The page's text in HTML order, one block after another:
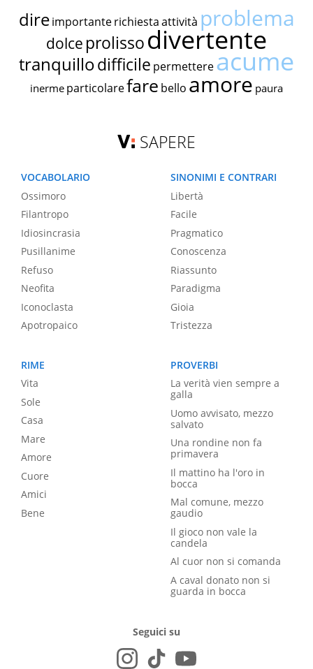
dire importante richiestaattività problema
dolce prolissodivertente
tranquillodifficile permettereacume
inerme particolarefare bello amore paura
SAPERE
VOCABOLARIO
Ossimoro
Filantropo
Idiosincrasia
Pusillanime
Refuso
Neofita
Iconoclasta
Apotropaico
SINONIMI E CONTRARI
Libertà
Facile
Pragmatico
Conoscenza
Riassunto
Paradigma
Gioia
Tristezza
RIME
Vita
Sole
Casa
Mare
Amore
Cuore
Amici
Bene
PROVERBI
La verità vien sempre a
galla
Uomo avvisato, mezzo
salvato
Una rondine non fa
primavera
Il mattino ha l'oro in
bocca
Mal comune, mezzo
gaudio
Il gioco non vale la
candela
Al cuor non si comanda
A caval donato non si
guarda in bocca
Seguici su